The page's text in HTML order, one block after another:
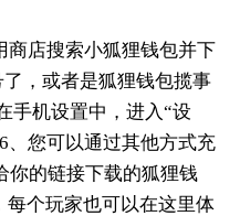
商店搜索小狐狸钱包并下
，或者是狐狸钱包揽事
手机设置中，进入“设
、您可以通过其他方式充
你的链接下载的狐狸钱
每个玩家也可以在这里体